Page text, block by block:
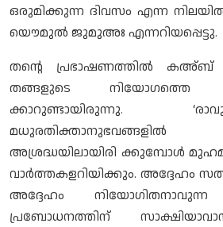
ഒരുമിക്കുന്ന ദിവസം എന്ന
യൌമുല്‍ ജുമുഅഃ എന്നറിയപ്പെട്ടു.
തന്റെ പ്രഭാഷണത്തില്‍ കഅ്ബ്
തങ്ങളുടെ നിയോഗത്തെ
ക്കാറുണ്ടായിരുന്നു.
അശ്രദ്ധയിലായിരി ക്കുമ്പോള്‍
വാര്‍ത്തകളറിയിക്കും. അദ്ദേഹം
അദ്ദേഹം
പ്രബോധനത്തിന്